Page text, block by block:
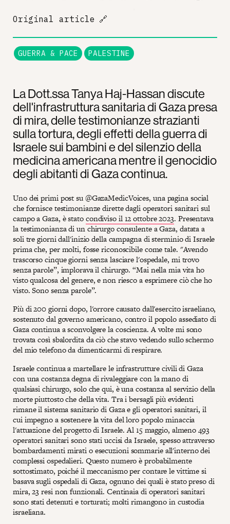
La Dott.ssa Tanya Haj-Hassan discute
dell'infrastruttura sanitaria di Gaza presa
di mira, delle testimonianze strazianti
sulla tortura, degli effetti della guerra di
Israele sui bambini e del silenzio della
medicina americana mentre il genocidio
degli abitanti di Gaza continua.
Uno dei primi post su @GazaMedicVoices, una pagina social
che fornisce testimonianze dirette dagli operatori sanitari sul
campo a Gaza, è statocondiviso il 12 ottobre 2023. Presentava
la testimonianza di un chirurgo consulente a Gaza, datata a
soli tre giorni dall'inizio della campagna di sterminio di Israele
prima che, per molti, fosse riconoscibile come tale. "Avendo
trascorso cinque giorni senza lasciare l'ospedale, mi trovo
senza parole”, implorava il chirurgo. “Mai nella mia vita ho
visto qualcosa del genere, e non riesco a esprimere ciò che ho
visto. Sono senza parole”.
Più di 200 giorni dopo, l'orrore causato dall'esercito israeliano,
sostenuto dal governo americano, contro il popolo assediato di
Gaza continua a sconvolgere la coscienza. A volte mi sono
trovata così sbalordita da ciò che stavo vedendo sullo schermo
del mio telefono da dimenticarmi di respirare.
Israele continua a martellare le infrastrutture civili di Gaza
con una costanza degna di rivaleggiare con la mano di
qualsiasi chirurgo, solo che qui, è una costanza al servizio della
morte piuttosto che della vita. Tra i bersagli più evidenti
rimane il sistema sanitario di Gaza e gli operatori sanitari, il
cui impegno a sostenere la vita del loro popolo minaccia
l'attuazione del progetto di Israele. Al 15 maggio, almeno 493
operatori sanitari sono stati uccisi da Israele, spesso attraverso
bombardamenti mirati o esecuzioni sommarie all'interno dei
complessi ospedalieri. Questo numero è probabilmente
sottostimato, poiché il meccanismo per contare le vittime si
basava sugli ospedali di Gaza, ognuno dei quali è stato preso di
mira, 23 resi non funzionali. Centinaia di operatori sanitari
sono stati detenuti e torturati; molti rimangono in custodia
israeliana.
Original article 🔗
GUERRA & PACE PALESTINE